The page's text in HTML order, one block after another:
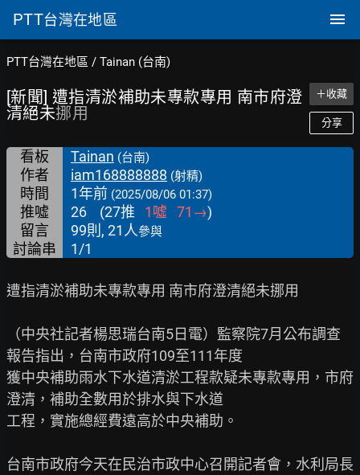
PTT台灣在地區
PTT台灣在地區 / Tainan (台南)
[新聞] 遭指清淤補助未專款專用 南市府澄
清絕未挪用
＋收藏
分享
看板 Tainan (台南)
作者 iam168888888 (射精)
時間 1年前 (2025/08/06 01:37)
推噓 26 (27推 1噓 71 →)
留言
99則, 21人參與
討論串 1/1
遭指清淤補助未專款專用 南市府澄清絕未挪用
（中央社記者楊思瑞台南5日電）監察院7月公布調查
報告指出，台南市政府109至111年度
獲中央補助雨水下水道清淤工程款疑未專款專用，市府
澄清，補助全數用於排水與下水道
工程，實施總經費遠高於中央補助。
台南市政府今天在民治市政中心召開記者會，水利局長